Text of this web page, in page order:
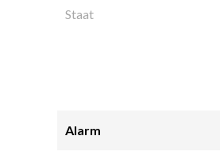
Staat
Alarm